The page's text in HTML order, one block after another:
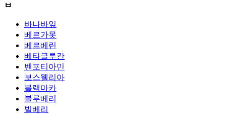
ㅂ
바나바잎
베르가못
베르베린
베타글루칸
벤포티아민
보스웰리아
블랙마카
블루베리
빌베리